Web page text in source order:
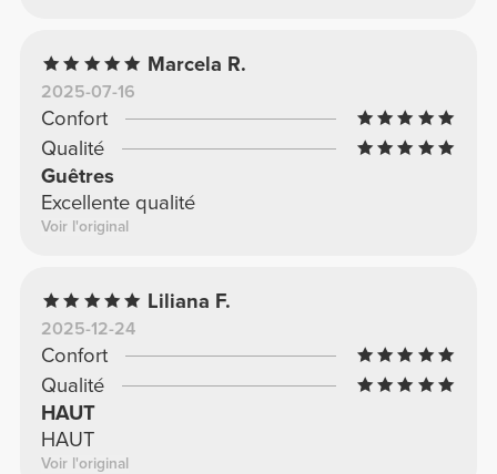
Marcela R.
2025-07-16
Confort
Qualité
Guêtres
Excellente qualité
Voir l'original
Liliana F.
2025-12-24
Confort
Qualité
HAUT
HAUT
Voir l'original